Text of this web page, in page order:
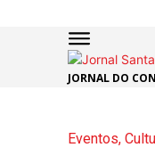
JORNAL DO
Eventos,